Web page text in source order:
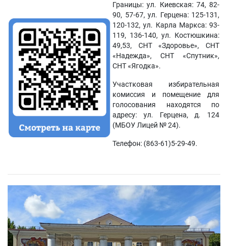
Границы: ул. Киевская: 74, 82-
90, 57-67, ул. Герцена: 125-131,
120-132, ул. Карла Маркса: 93-
119, 136-140, ул. Костюшкина:
49,53, СНТ «Здоровье», СНТ
«Надежда», СНТ «Спутник»,
СНТ «Ягодка».
Участковая избирательная
комиссия и помещение для
голосования находятся по
адресу: ул. Герцена, д. 124
(МБОУ Лицей № 24).
Телефон: (863-61)5-29-49.